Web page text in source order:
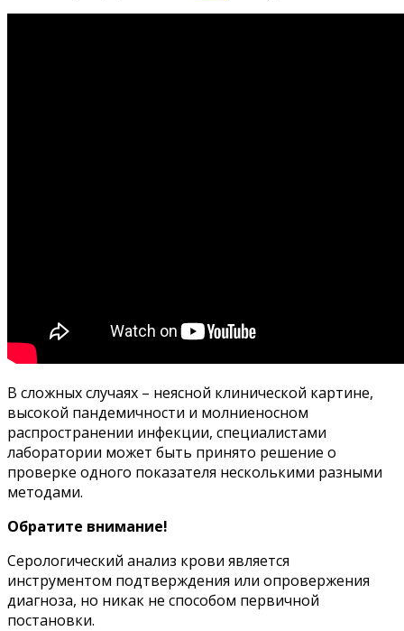
В сложных случаях – неясной клинической картине,
высокой пандемичности и молниеносном
распространении инфекции, специалистами
лаборатории может быть принято решение о
проверке одного показателя несколькими разными
методами.
Обратите внимание!
Серологический анализ крови является
инструментом подтверждения или опровержения
диагноза, но никак не способом первичной
постановки.